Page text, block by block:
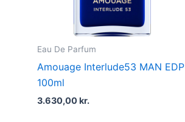
Eau De Parfum
Amouage Interlude53 MAN EDP
100ml
3.630,00kr.